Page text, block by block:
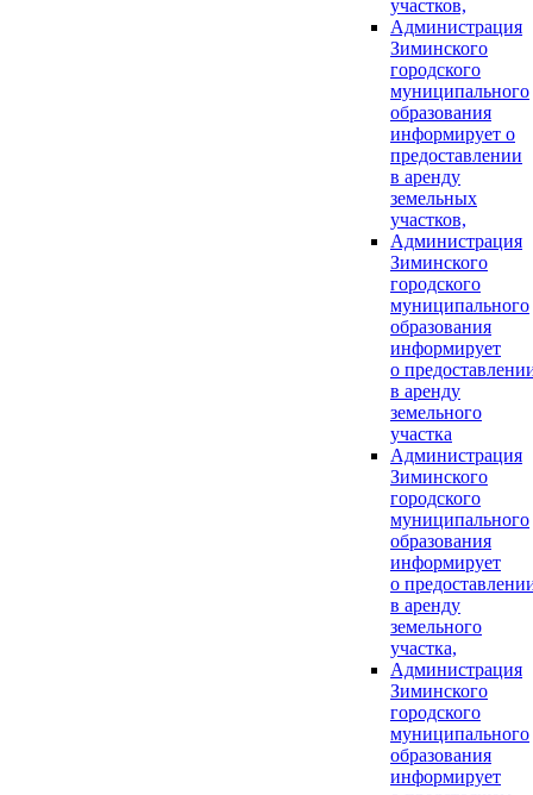
участков,
Администрация
Зиминского
городского
муниципального
образования
информирует о
предоставлении
в аренду
земельных
участков,
Администрация
Зиминского
городского
муниципального
образования
информирует
о
в аренду
земельного
участка
Администрация
Зиминского
городского
муниципального
образования
информирует
о
в аренду
земельного
участка,
Администрация
Зиминского
городского
муниципального
образования
информирует